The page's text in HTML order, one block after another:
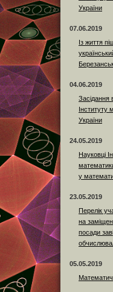
України
07.06.2019
Із життя
04.06.2019
Засідання
України
24.05.2019
Науковці
у
23.05.2019
Перелік
на
посади
05.05.2019